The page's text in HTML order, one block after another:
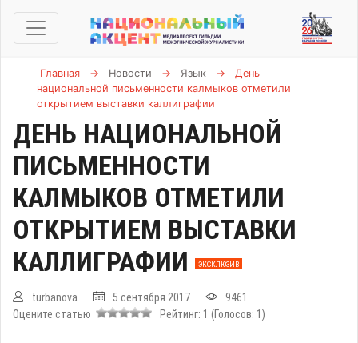
Главная → Новости → Язык →
День
национальной письменности калмыков отметили
открытием выставки каллиграфии
ДЕНЬ НАЦИОНАЛЬНОЙ
ПИСЬМЕННОСТИ
КАЛМЫКОВ ОТМЕТИЛИ
ОТКРЫТИЕМ ВЫСТАВКИ
КАЛЛИГРАФИИ
ЭКСКЛЮЗИВ
turbanova 5 сентября 2017
9461
Оцените статью
Рейтинг: 1 (Голосов: 1 )